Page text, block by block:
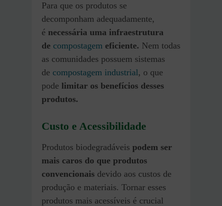
Para que os produtos se
decomponham adequadamente,
é necessária uma infraestrutura
de compostagem eficiente. Nem todas
as comunidades possuem sistemas
de compostagem industrial, o que
pode limitar os benefícios desses
produtos.
Custo e Acessibilidade
Produtos biodegradáveis podem ser
mais caros do que produtos
convencionais devido aos custos de
produção e materiais. Tornar esses
produtos mais acessíveis é crucial